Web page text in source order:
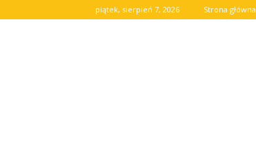
piątek, sierpień 7, 2026 Strona główna